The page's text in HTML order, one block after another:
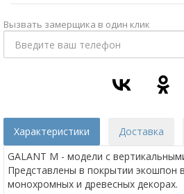
Вызвать замерщика в один клик
Характеристики Доставка
GALANT M - модели с
Представлены в покрытии экошпон
монохромных и древесных декорах.